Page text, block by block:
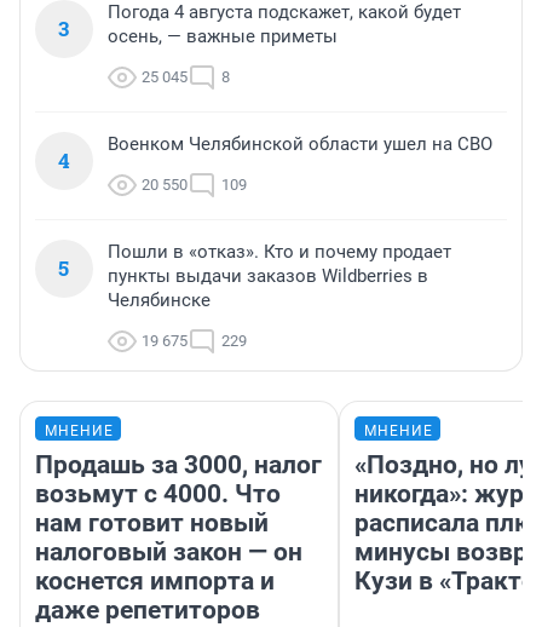
3
Погода 4 августа подскажет, какой будет
осень, — важные приметы
25 045 8
4
Военком Челябинской области ушел на СВО
20 550 109
5
Пошли в «отказ». Кто и почему продает
пункты выдачи заказов Wildberries в
Челябинске
19 675 229
МНЕНИЕ
Продашь за 3000, налог
возьмут с 4000. Что
нам готовит новый
налоговый закон — он
коснется импорта и
даже репетиторов
МНЕНИЕ
«Поздно, но
никогда»:
расписала
минусы
Кузи в